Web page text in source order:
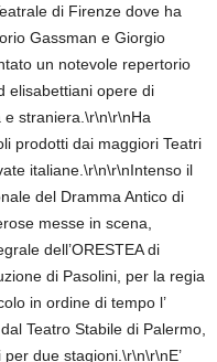
di Firenze dove ha
Gassman e Giorgio
un notevole repertorio
elisabettiani opere di
straniera.\r\n\r\nHa
prodotti dai maggiori Teatri
italiane.\r\n\r\nIntenso il
del Dramma Antico di
messe in scena,
dell’ORESTEA di
di Pasolini, per la regia
in ordine di tempo l’
Teatro Stabile di Palermo,
due stagioni.\r\n\r\nE’